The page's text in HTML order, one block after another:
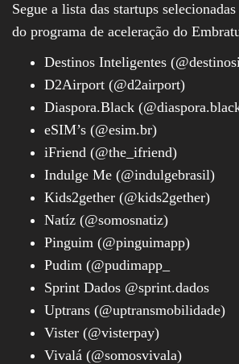
Segue a lista das startups
do programa de aceleração do
Destinos Inteligentes
D2Airport (@d2airport)
Diaspora.Black
eSIM’s (@esim.br)
iFriend (@the_ifriend)
Indulge Me (@indulgebrasil)
Kids2gether (@kids2gether)
Natíz (@somosnatiz)
Pinguim (@pinguimapp)
Pudim (@pudimapp_
Sprint Dados @sprint.dados
Uptrans (@uptransmobilidade)
Vister (@visterpay)
Vivalá (@somosvivala)